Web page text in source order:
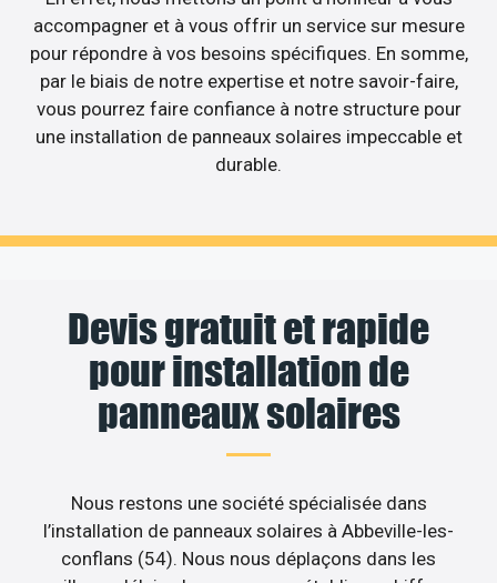
accompagner et à vous offrir un service sur mesure
pour répondre à vos besoins spécifiques. En somme,
par le biais de notre expertise et notre savoir-faire,
vous pourrez faire confiance à notre structure pour
une installation de panneaux solaires impeccable et
durable.
Devis gratuit et rapide
pour installation de
panneaux solaires
Nous restons une société spécialisée dans
l’installation de panneaux solaires à Abbeville-les-
conflans (54). Nous nous déplaçons dans les